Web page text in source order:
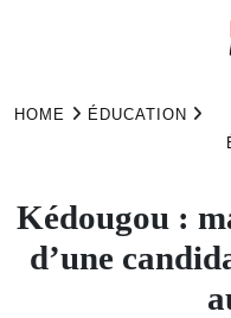
HOME ÉDUCATION
Kédougou :
d’une